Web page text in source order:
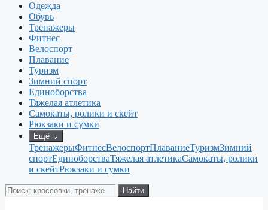
Одежда
Обувь
Тренажеры
Фитнес
Велоспорт
Плавание
Туризм
Зимний спорт
Единоборства
Тяжелая атлетика
Самокаты, ролики и скейт
Рюкзаки и сумки
Ещё ⌄
ТренажерыФитнесВелоспортПлаваниеТуризмЗимний
спортЕдиноборстваТяжелая атлетикаСамокаты, ролики
и скейтРюкзаки и сумки
Поиск
товаров
Найти